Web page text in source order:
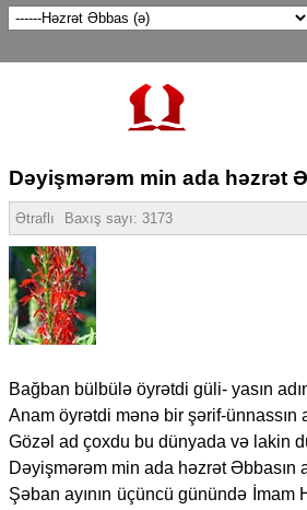
Dəyişmərəm min ada həzrət
Ətraflı Baxış sayı: 3173
Bağban bülbülə öyrətdi güli- yasın
Anam öyrətdi mənə bir şərif-ünnassın
Gözəl ad çoxdu bu dünyada və lakin
Dəyişmərəm min ada həzrət Əbbasın
Şəban ayının üçüncü günündə İmam